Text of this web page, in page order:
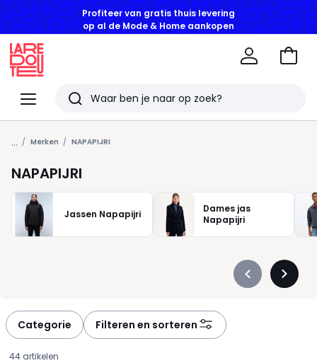
op al de Mode & Home aankopen
Menu
Redoute
Zoeken
Laatst
bekeken
artikelen
Naar
... Merken NAPAPIJRI
NAPAPIJRI
Jassen Napapijri
Dames jas
Napapijri
Précédent
Categorie Filteren en sorteren
44 artikelen